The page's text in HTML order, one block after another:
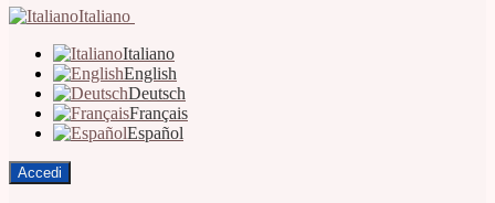
Italiano
Italiano
English
Deutsch
Français
Español
Accedi